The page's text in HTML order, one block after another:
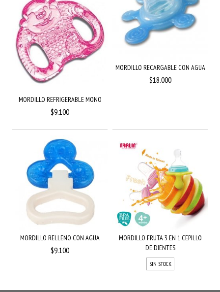
MORDILLO REFRIGERABLE MONO
$9.100
MORDILLO RECARGABLE CON AGUA
$18.000
MORDILLO RELLENO CON AGUA
$9.100
MORDILLO FRUTA 3 EN 1 CEPILLO
DE DIENTES
SIN STOCK